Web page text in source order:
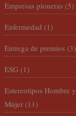
Empresas pioneras (5)
Enfermedad (1)
Entrega de premios (3)
ESG (1)
Estereotipos Hombre y
Mujer (11)